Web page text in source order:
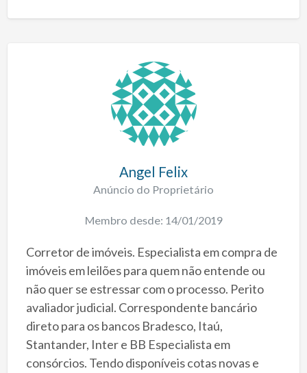
Angel Felix
Anúncio do Proprietário
Membro desde: 14/01/2019
Corretor de imóveis. Especialista em compra de
imóveis em leilões para quem não entende ou
não quer se estressar com o processo. Perito
avaliador judicial. Correspondente bancário
direto para os bancos Bradesco, Itaú,
Stantander, Inter e BB Especialista em
consórcios. Tendo disponíveis cotas novas e